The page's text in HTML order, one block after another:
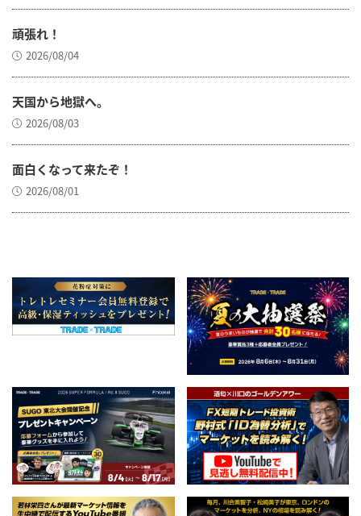
頑張れ！
2026/08/04
天国から地獄へ。
2026/08/03
面白くなって来たぞ！
2026/08/01